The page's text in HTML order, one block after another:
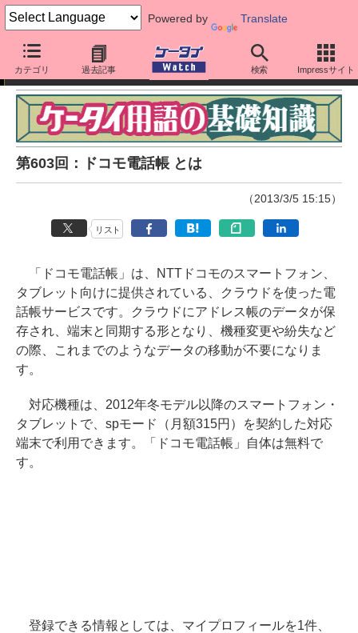
Powered by Translate
カテゴリ 過去記事 検索 Impressサイト
ケータイ用語の基礎知識
第603回：ドコモ電話帳 とは
（2013/3/5 15:15）
リスト
「ドコモ電話帳」は、NTTドコモのスマートフォン、
タブレット向けに提供されている、クラウドを使った電
話帳サービスです。クラウドにアドレス帳のデータが保
存され、端末と同期する形となり、機種変更や紛失など
の際、これまでのようなデータの移動が不要になりま
す。
対応機種は、2012年冬モデル以降のスマートフォン・
タブレットで、spモード（月額315円）を契約した対応
端末で利用できます。「ドコモ電話帳」自体は無料で
す。
登録できる情報としては、マイプロフィールを1件、